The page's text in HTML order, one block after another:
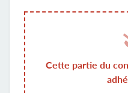
Cette partie du